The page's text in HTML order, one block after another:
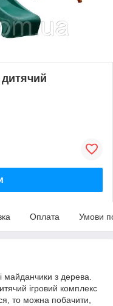
Оплата Умови
майданчики з дерева.
ігровий комплекс
то можна побачити,